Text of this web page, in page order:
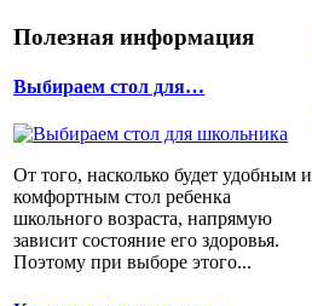
Полезная информация
Выбираем стол для…
От того, насколько будет удобным и
комфортным стол ребенка
школьного возраста, напрямую
зависит состояние его здоровья.
Поэтому при выборе этого...